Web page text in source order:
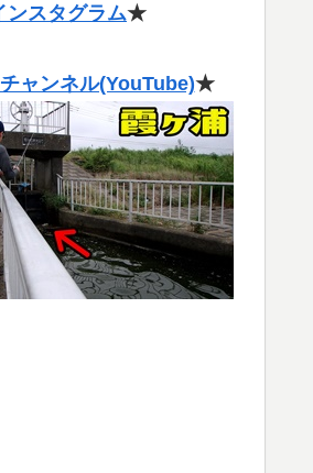
ンスタグラム★
ャンネル(YouTube)★